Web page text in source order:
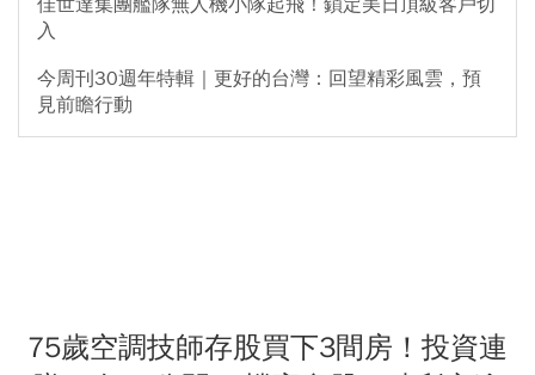
入
今周刊30週年特輯｜更好的台灣：回望精彩風雲，預
見前瞻行動
75歲空調技師存股買下3間房！投資連